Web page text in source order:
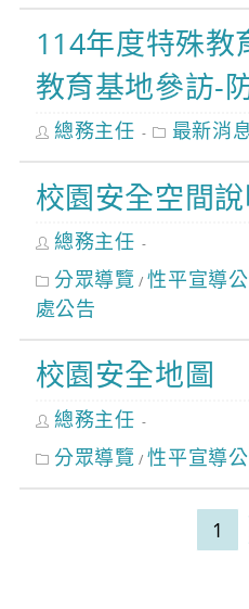
114年度特殊教
教育基地參訪-
Post
author:
總務主任
Post
category:
最新消
校園安全空間
Post
author:
總務主任
Post
category:
分眾導覽 / 性平宣導
處公告
校園安全地圖
Post
author:
總務主任
Post
category:
分眾導覽 / 性平宣導
1